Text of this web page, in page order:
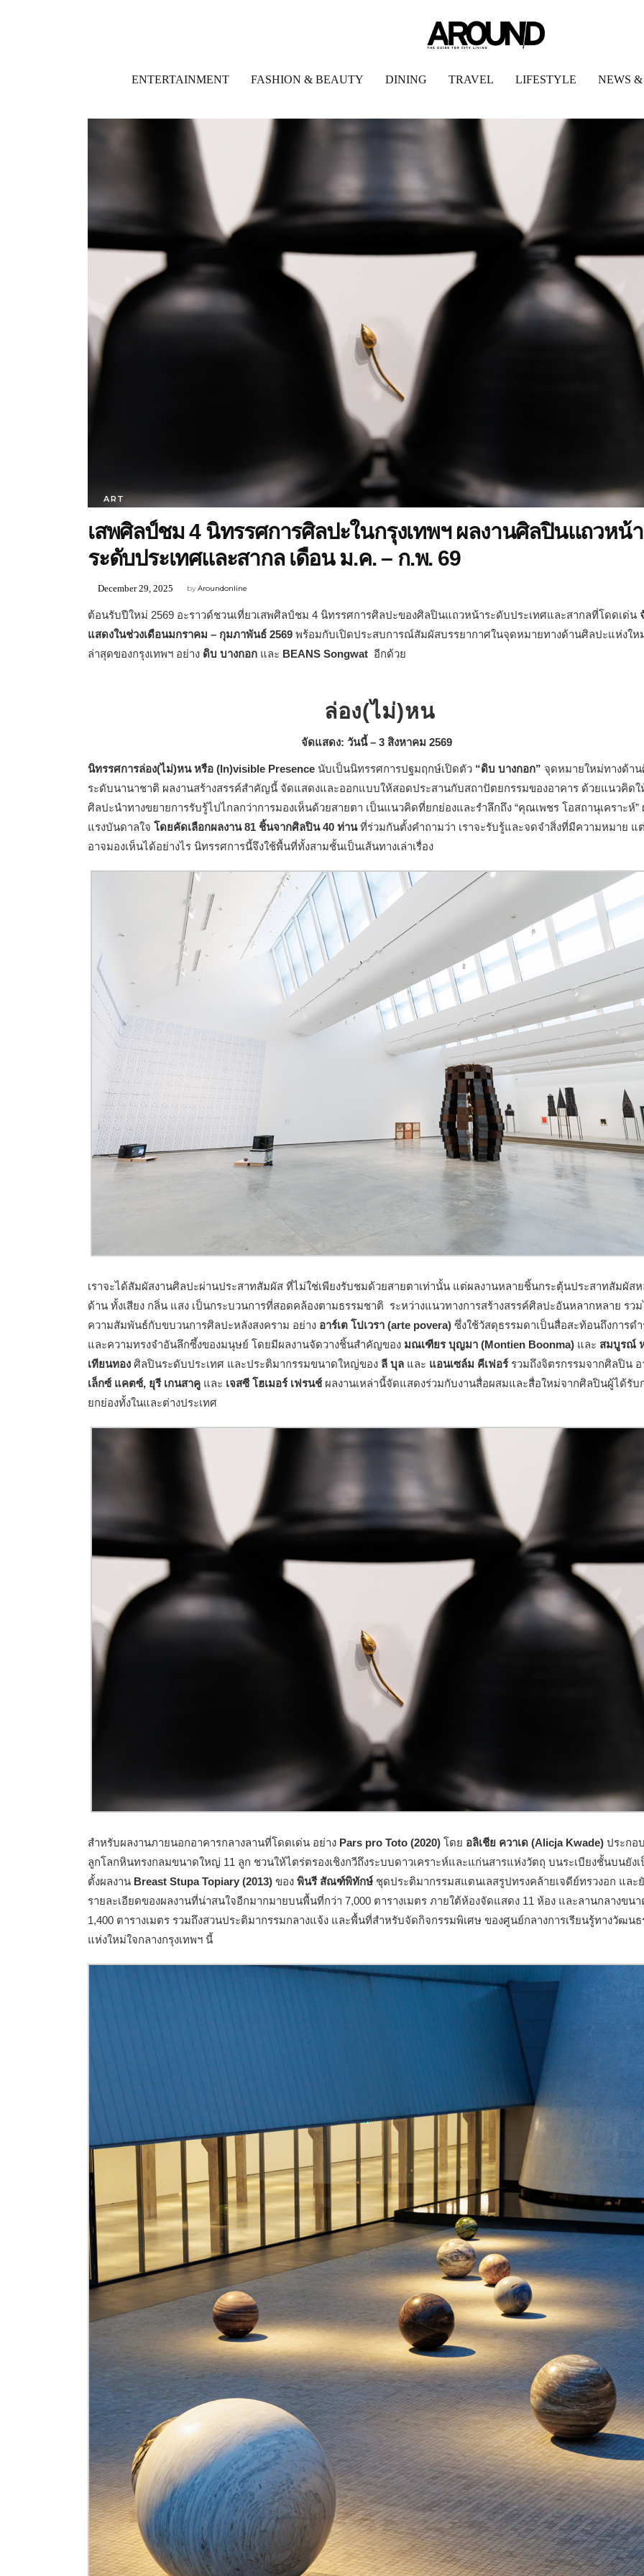
ENTERTAINMENT FASHION & BEAUTY DINING TRAVEL LIFESTYLE NEWS
ART
เสพศิลป์ชม 4 นิทรรศการศิลปะในกรุงเทพฯ ผลงานศิลปินแถวหน้า
ระดับประเทศและสากล เดือน ม.ค. – ก.พ. 69
byAroundonline
December 29, 2025
ต้อนรับปีใหม่ 2569 อะราวด์ชวนเที่ยวเสพศิลป์ชม 4 นิทรรศการศิลปะของศิลปินแถวหน้าระดับประเทศและสากลที่โดดเด่น
แสดงในช่วงเดือนมกราคม – กุมภาพันธ์ 2569 พร้อมกับเปิดประสบการณ์สัมผัสบรรยากาศในจุดหมายทางด้านศิลปะแห่งให
ล่าสุดของกรุงเทพฯ อย่าง ดิบ บางกอก และ BEANS Songwat อีกด้วย
ล่อง(ไม่)หน
จัดแสดง: วันนี้ – 3 สิงหาคม 2569
นิทรรศการล่อง(ไม่)หน หรือ (In)visible Presence นับเป็นนิทรรศการปฐมฤกษ์เปิดตัว “ดิบ บางกอก” จุดหมายใหม่ทางด้า
ระดับนานาชาติ ผลงานสร้างสรรค์สำคัญนี้ จัดแสดงและออกแบบให้สอดประสานกับสถาปัตยกรรมของอาคาร ด้วยแนวคิดใ
ศิลปะนำทางขยายการรับรู้ไปไกลกว่าการมองเห็นด้วยสายตา เป็นแนวคิดที่ยกย่องและรำลึกถึง “คุณเพชร โอสถานุเคราะห์”
แรงบันดาลใจ โดยคัดเลือกผลงาน81 ชิ้นจากศิลปิน 40 ท่านที่ร่วมกันตั้งคำถามว่า เราจะรับรู้และจดจำสิ่งที่มีความหมาย แ
อาจมองเห็นได้อย่างไร นิทรรศการนี้จึงใช้พื้นที่ทั้งสามชั้นเป็นเส้นทางเล่าเรื่อง
เราจะได้สัมผัสงานศิลปะผ่านประสาทสัมผัส ที่ไม่ใช่เพียงรับชมด้วยสายตาเท่านั้น แต่ผลงานหลายชิ้นกระตุ้นประสาทสัมผัส
ด้าน ทั้งเสียง กลิ่น แสง เป็นกระบวนการที่สอดคล้องตามธรรมชาติ ระหว่างแนวทางการสร้างสรรค์ศิลปะอันหลากหลาย รว
ความสัมพันธ์กับขบวนการศิลปะหลังสงคราม อย่าง อาร์เต โปเวรา (arte povera) ซึ่งใช้วัสดุธรรมดาเป็นสื่อสะท้อนถึงการดำ
และความทรงจำอันลึกซึ้งของมนุษย์ โดยมีผลงานจัดวางชิ้นสำคัญของ มณเฑียร บุญมา (Montien Boonma) และ สมบูรณ์
เทียนทอง ศิลปินระดับประเทศ และประติมากรรมขนาดใหญ่ของ ลี บุล และ แอนเซล์ม คีเฟอร์รวมถึงจิตรกรรมจากศิลปิน
เล็กซ์ แคตซ์, ยุรี เกนสาคู และ เจสซี โฮเมอร์ เฟรนช์ผลงานเหล่านี้จัดแสดงร่วมกับงานสื่อผสมและสื่อใหม่จากศิลปินผู้ได้รับ
ยกย่องทั้งในและต่างประเทศ
สำหรับผลงานภายนอกอาคารกลางลานที่โดดเด่น อย่าง Pars pro Toto (2020) โดย อลิเชีย ควาเด (Alicja Kwade) ประกอ
ลูกโลกหินทรงกลมขนาดใหญ่ 11 ลูก ชวนให้ไตร่ตรองเชิงกวีถึงระบบดาวเคราะห์และแก่นสารแห่งวัตถุ บนระเบียงชั้นบนยัง
ตั้งผลงาน Breast Stupa Topiary (2013) ของ พินรี สัณฑ์พิทักษ์ ชุดประติมากรรมสแตนเลสรูปทรงคล้ายเจดีย์ทรวงอก และ
รายละเอียดของผลงานที่น่าสนใจอีกมากมายบนพื้นที่กว่า 7,000 ตารางเมตร ภายใต้ห้องจัดแสดง 11 ห้อง และลานกลางขนา
1,400 ตารางเมตร รวมถึงสวนประติมากรรมกลางแจ้ง และพื้นที่สำหรับจัดกิจกรรมพิเศษ ของศูนย์กลางการเรียนรู้ทางวัฒนธ
แห่งใหม่ใจกลางกรุงเทพฯ นี้